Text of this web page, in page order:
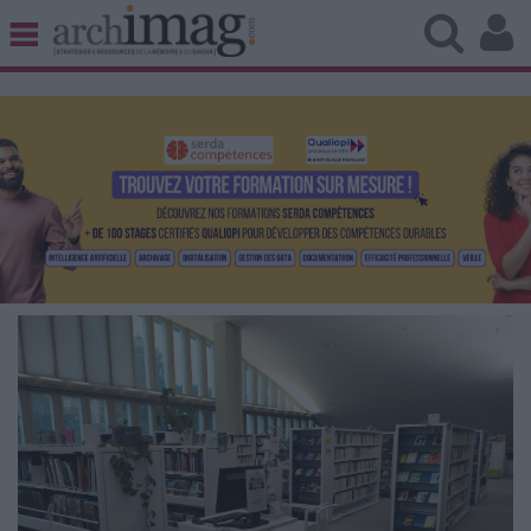
BIBLIOTHÈQUE ÉDITION
UNIVERS DATA
TRAVAIL COLLABORATIF
VIE NUMÉRIQUE
NUMÉRIQUE RESPONSABLE
LES DOSSIERS
LES NEWSLETTERS
LE MAGAZINE